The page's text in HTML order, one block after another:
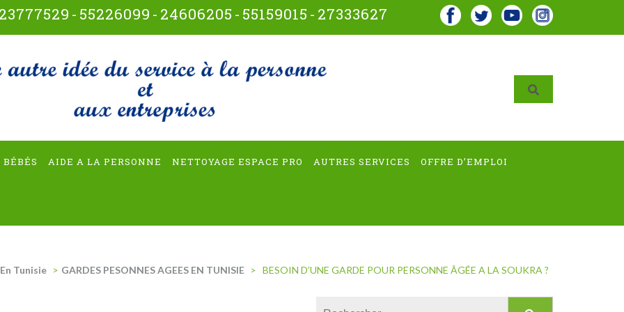
23777529 - 55226099 - 24606205 - 55159015 - 27333627
multiservices
BÉBÉS AIDE A LA PERSONNE NETTOYAGE ESPACE PRO AUTRES SERVICES OFFRE D’EMPLOI
Tunisie > GARDES PESONNES AGEES EN TUNISIE > BESOIN D’UNE GARDE POUR PERSONNE ÂGÉE A LA SOUKRA ?
Rechercher :